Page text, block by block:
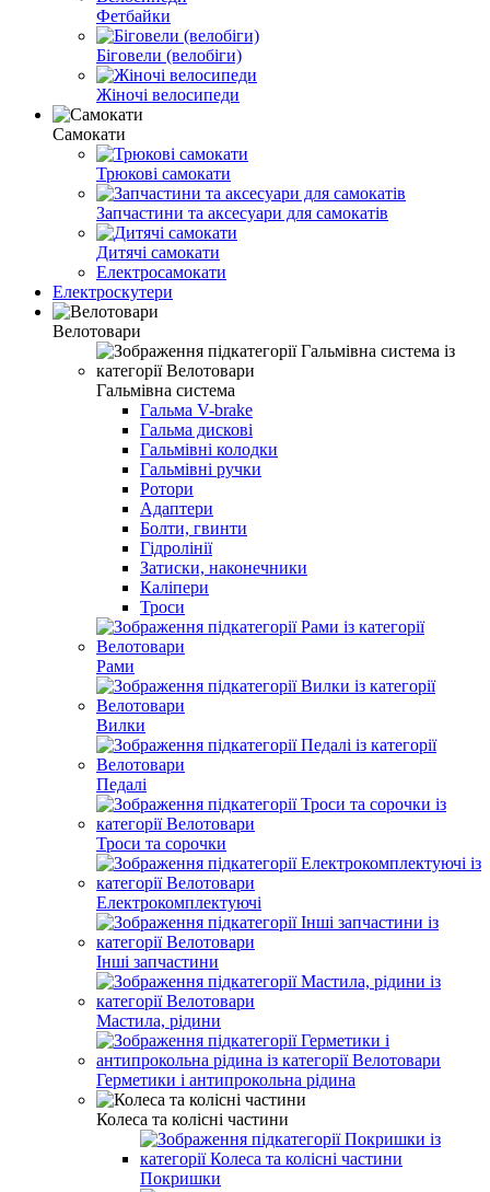
Фетбайки
Біговели (велобіги)
Жіночі велосипеди
Самокати
Трюкові самокати
Запчастини та аксесуари для самокатів
Дитячі самокати
Електросамокати
Електроскутери
Велотовари
Гальмівна система
Гальма V-brake
Гальма дисковi
Гальмівні колодки
Гальмівні ручки
Ротори
Адаптери
Болти, гвинти
Гідролінії
Затиски, наконечники
Каліпери
Троси
Рами
Вилки
Педалі
Троси та сорочки
Електрокомплектуючі
Інші запчастини
Мастила, рідини
Герметики і антипрокольна рідина
Колеса та колісні частини
Покришки